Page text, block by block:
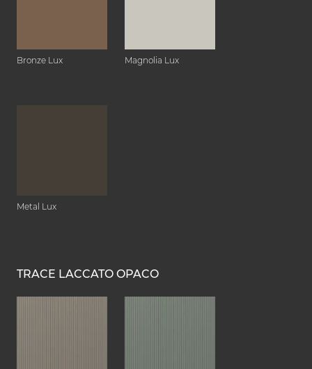
Bronze Lux Magnolia Lux
Metal Lux
TRACE LACCATO OPACO